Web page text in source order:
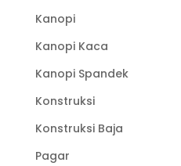
Kanopi
Kanopi Kaca
Kanopi Spandek
Konstruksi
Konstruksi Baja
Pagar